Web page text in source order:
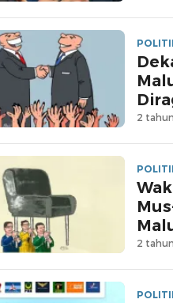
2
2